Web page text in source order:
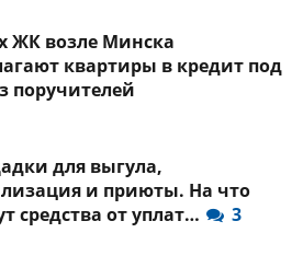
ЖК возле Минска
квартиры в кредит под
поручителей
для выгула,
и приюты. На что
средства от уплат…
3